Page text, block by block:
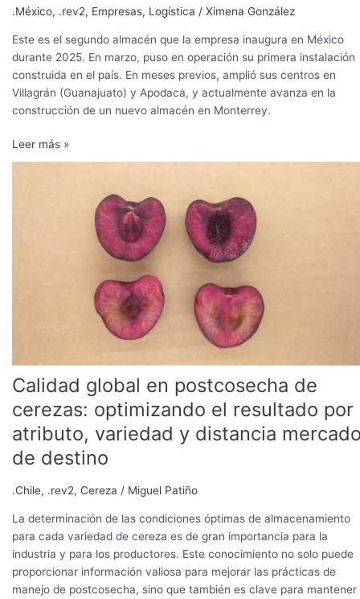
.México, .rev2, Empresas, Logística / Ximena González
Este es el segundo almacén que la empresa inaugura en México
durante 2025. En marzo, puso en operación su primera instalación
construida en el país. En meses previos, amplió sus centros en
Villagrán (Guanajuato) y Apodaca, y actualmente avanza en la
construcción de un nuevo almacén en Monterrey.
Leer más »
Calidad global en postcosecha de
cerezas: optimizando el resultado por
atributo, variedad y distancia
de destino
.Chile, .rev2, Cereza / Miguel Patiño
La determinación de las condiciones óptimas de almacenamiento
para cada variedad de cereza es de gran importancia para la
industria y para los productores. Este conocimiento no solo puede
proporcionar información valiosa para mejorar las prácticas de
manejo de postcosecha, sino que también es clave para mantener
variedad
y
mercado
de
destino